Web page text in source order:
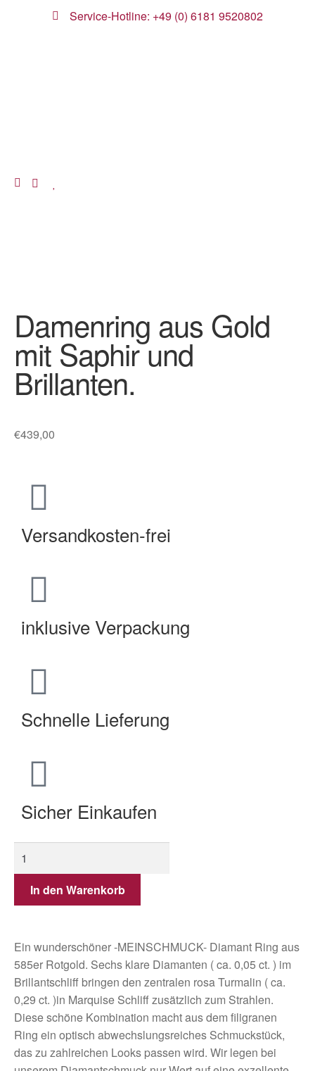
Service-Hotline: +49 (0) 6181 9520802
Damenring aus Gold
mit Saphir und
Brillanten.
€439,00
Versandkosten-frei
inklusive Verpackung
Schnelle Lieferung
Sicher Einkaufen
In den Warenkorb
Ein wunderschöner -MEINSCHMUCK- Diamant Ring aus
585er Rotgold. Sechs klare Diamanten ( ca. 0,05 ct. ) im
Brillantschliff bringen den zentralen rosa Turmalin ( ca.
0,29 ct. )in Marquise Schliff zusätzlich zum Strahlen.
Diese schöne Kombination macht aus dem filigranen
Ring ein optisch abwechslungsreiches Schmuckstück,
das zu zahlreichen Looks passen wird. Wir legen bei